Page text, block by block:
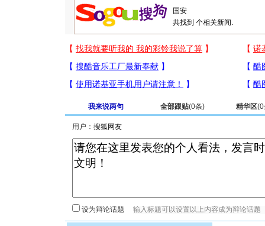
共找到 个相关新闻.
我来说两句 全部跟贴(0条) 精华区(0
用户：
设为辩论话题